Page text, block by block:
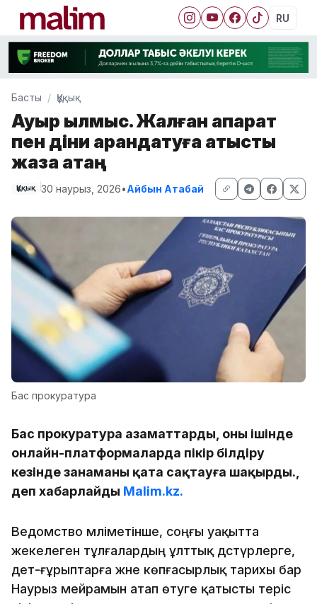
RU
Басты Құқық
Ауыр қылмыс. Жалған ақпарат
пен діни арандатуға қатысты
жаза қатаң
Құқық 30 наурыз, 2026•Айбын Атабай
Бас прокуратура
Бас прокуратура азаматтарды, оның ішінде
онлайн-платформаларда пікір білдіру
кезінде заңнаманы қатаң сақтауға шақырды.,
деп хабарлайды Malim.kz.
Ведомство мәліметінше, соңғы уақытта
жекелеген тұлғалардың ұлттық дәстүрлерге,
әдет-ғұрыптарға және көпғасырлық тарихы бар
Наурыз мейрамын атап өтуге қатысты теріс